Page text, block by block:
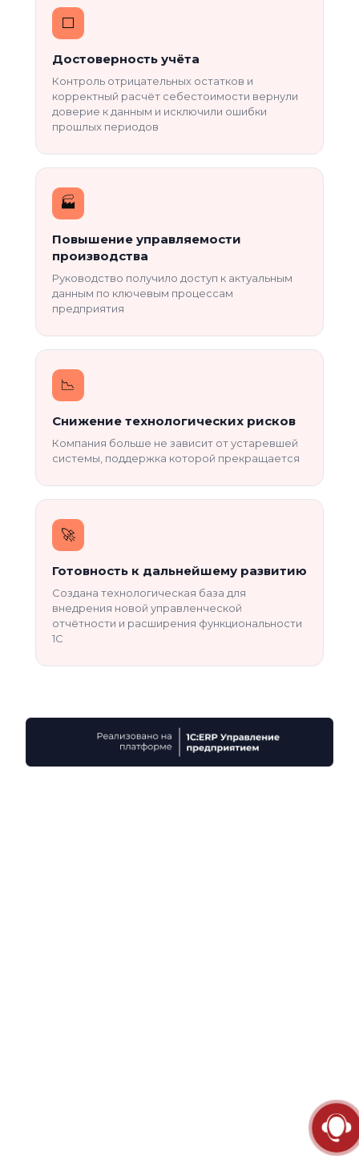
⬜️
Достоверность учёта
Контроль отрицательных остатков и
корректный расчёт себестоимости вернули
доверие к данным и исключили ошибки
прошлых периодов
🏭
Повышение управляемости
производства
Руководство получило доступ к актуальным
данным по ключевым процессам
предприятия
📉️
Снижение технологических рисков
Компания больше не зависит от устаревшей
системы, поддержка которой прекращается
🚀
Готовность к дальнейшему развитию
Создана технологическая база для
внедрения новой управленческой
отчётности и расширения функциональности
1С